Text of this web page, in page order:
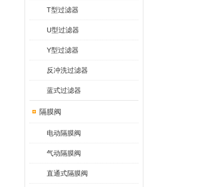
T型过滤器
U型过滤器
Y型过滤器
反冲洗过滤器
蓝式过滤器
隔膜阀
电动隔膜阀
气动隔膜阀
直通式隔膜阀